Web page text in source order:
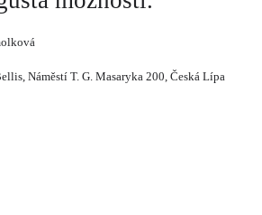
Náměstí T. G. Masaryka 200, Česká Lípa